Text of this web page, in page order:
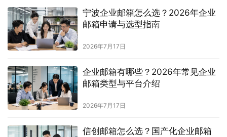
宁波企业邮箱怎么选？2026年企业
邮箱申请与选型指南
2026年7月17日
企业邮箱有哪些？2026年常见企业
邮箱类型与平台介绍
2026年7月17日
信创邮箱怎么选？国产化企业邮箱